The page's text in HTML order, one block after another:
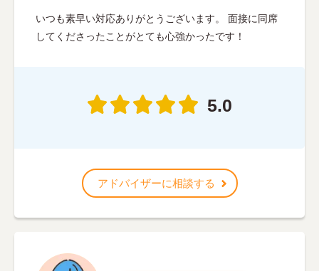
いつも素早い対応ありがとうございます。 面接に同席
してくださったことがとても心強かったです！
5.0
アドバイザーに相談する